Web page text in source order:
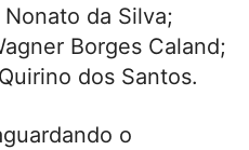
da Silva;
Borges Caland;
dos Santos.
o